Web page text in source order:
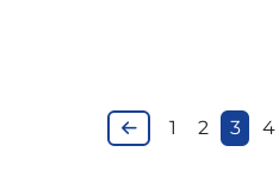
1 2 3 4